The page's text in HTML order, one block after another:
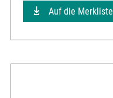
Auf die Merkliste